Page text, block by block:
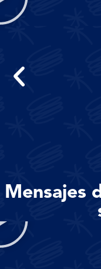
Mensajes